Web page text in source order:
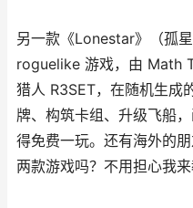
另一款《Lonestar》（孤
roguelike 游戏，由 Math
猎人 R3SET，在随机生成
牌、构筑卡组、升级飞船
得免费一玩。还有海外的
两款游戏吗？不用担心我